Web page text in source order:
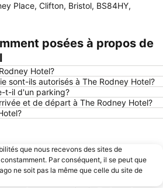
WWT Slimbridge Wetland Centre
Blue Reef Aquarium
Woodchester Park
Royal West of England Academy
Exploration At-Bristol
Villa Royal Crescent n°1
Bath in Fashion
Place, Clifton, Bristol, BS84HY,
posées à propos de
Hotel?
sont-ils autorisés à The Rodney Hotel?
t-il d'un parking?
et de départ à The Rodney Hotel?
que nous recevons des sites de
Par conséquent, il se peut que
ne soit pas la même que celle du site de